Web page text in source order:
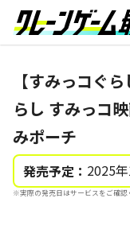
【すみっコぐ
らし すみっコ
みポーチ
発売予定： 2025
※実際の発売日はサービスをご確認